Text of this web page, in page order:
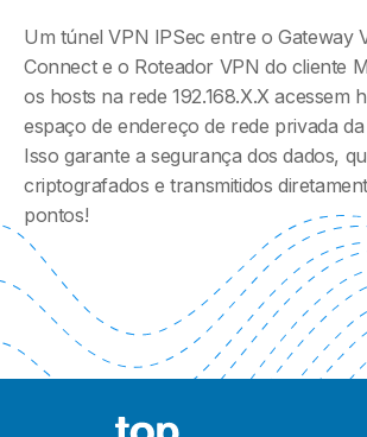
Um túnel VPN IPSec entre o Gateway
Connect e o Roteador VPN do cliente
os hosts na rede 192.168.X.X acessem
espaço de endereço de rede privada
Isso garante a segurança dos dados,
criptografados e transmitidos
pontos!